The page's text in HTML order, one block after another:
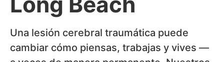
Una lesión cerebral traumática puede
cambiar cómo piensas, trabajas y vives —